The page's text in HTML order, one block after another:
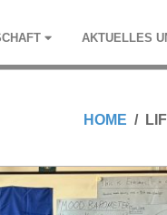
AKTU­EL­LES
HOME